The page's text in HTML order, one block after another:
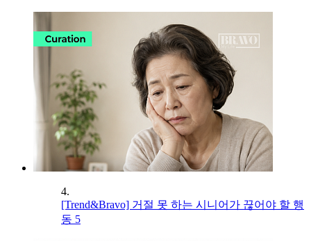
4.
[Trend&Bravo] 거절 못 하는 시니어가 끊어야 할 행
동 5